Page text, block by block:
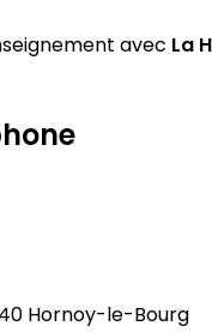
avec La
Hornoy-le-Bourg